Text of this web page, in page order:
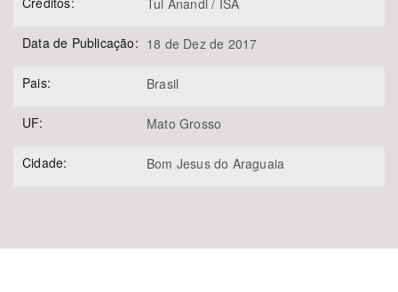
Tui Anandi / ISA
Data de Publicação: 18 de Dez de 2017
Pais: Brasil
UF: Mato Grosso
Cidade: Bom Jesus do Araguaia